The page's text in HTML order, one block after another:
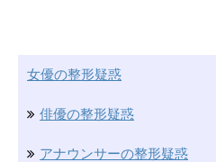
女優の整形疑惑
俳優の整形疑惑
アナウンサーの整形疑惑